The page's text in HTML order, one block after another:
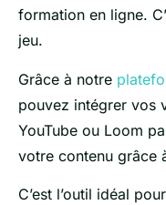
formation en ligne.
jeu.
Grâce à notre
pouvez intégrer vos
YouTube ou Loom
votre contenu grâce
C’est l’outil idéal